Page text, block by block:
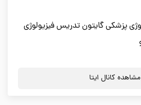
پزشکی گایتون تدریس فیزیولوژی
مشاهده کانال ایتا